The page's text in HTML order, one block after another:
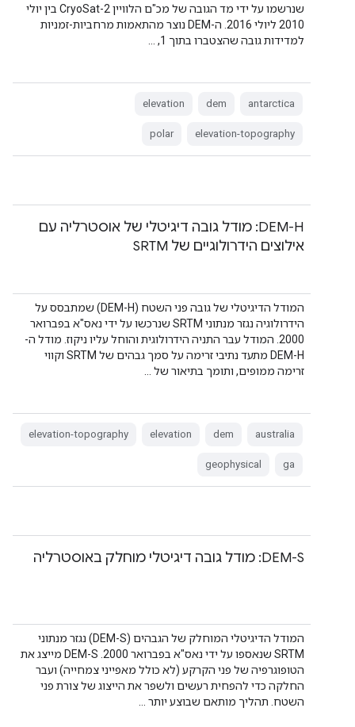
שנרשמו על ידי מד הגובה של מכ"ם הלוויין CryoSat-2 בין יולי
2010 ליולי 2016. ה-DEM נוצר מהתאמות מרחביות-זמניות
למדידות גובה שהצטברו בתוך 1, …
antarctica
dem
elevation
elevation-topography
polar
‫DEM-H: מודל גובה דיגיטלי של אוסטרליה עם
אילוצים הידרולוגיים של SRTM
המודל הדיגיטלי של גובה פני השטח (DEM-H) שמתבסס על
הידרולוגיה נגזר מנתוני SRTM שנרכשו על ידי נאס"א בפברואר
2000. המודל עבר התניה הידרולוגית והוחל עליו ניקוז. מודל ה-
DEM-H מתעד נתיבי זרימה על סמך גבהים של SRTM וקווי
זרימה ממופים, ותומך בתיאור של …
australia
dem
elevation
elevation-topography
ga
geophysical
‫DEM-S: מודל גובה דיגיטלי מוחלק באוסטרליה
המודל הדיגיטלי המוחלק של הגבהים (DEM-S) נגזר מנתוני
SRTM שנאספו על ידי נאס"א בפברואר 2000. ‫DEM-S מייצג את
הטופוגרפיה של פני הקרקע (לא כולל מאפייני צמחייה) ועבר
החלקה כדי להפחית רעשים ולשפר את הייצוג של צורת פני
השטח. תהליך מותאם שבוצע יותר …